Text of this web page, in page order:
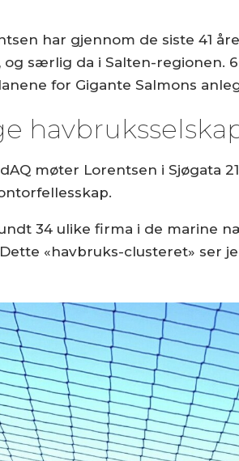
har gjennom de siste 41
og særlig da i Salten-regionen.
for Gigante Salmons
møter Lorentsen i Sjøgata
34 ulike firma i de marine
«havbruks-clusteret» ser